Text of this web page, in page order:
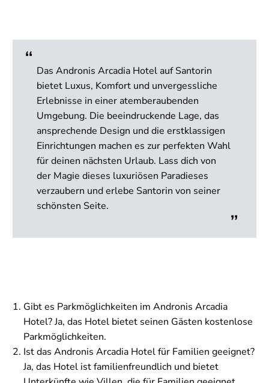
Das Andronis Arcadia Hotel auf Santorin
bietet Luxus, Komfort und unvergessliche
Erlebnisse in einer atemberaubenden
Umgebung. Die beeindruckende Lage, das
ansprechende Design und die erstklassigen
Einrichtungen machen es zur perfekten Wahl
für deinen nächsten Urlaub. Lass dich von
der Magie dieses luxuriösen Paradieses
verzaubern und erlebe Santorin von seiner
schönsten Seite.
Gibt es Parkmöglichkeiten im Andronis Arcadia
Hotel? Ja, das Hotel bietet seinen Gästen kostenlose
Parkmöglichkeiten.
Ist das Andronis Arcadia Hotel für Familien geeignet?
Ja, das Hotel ist familienfreundlich und bietet